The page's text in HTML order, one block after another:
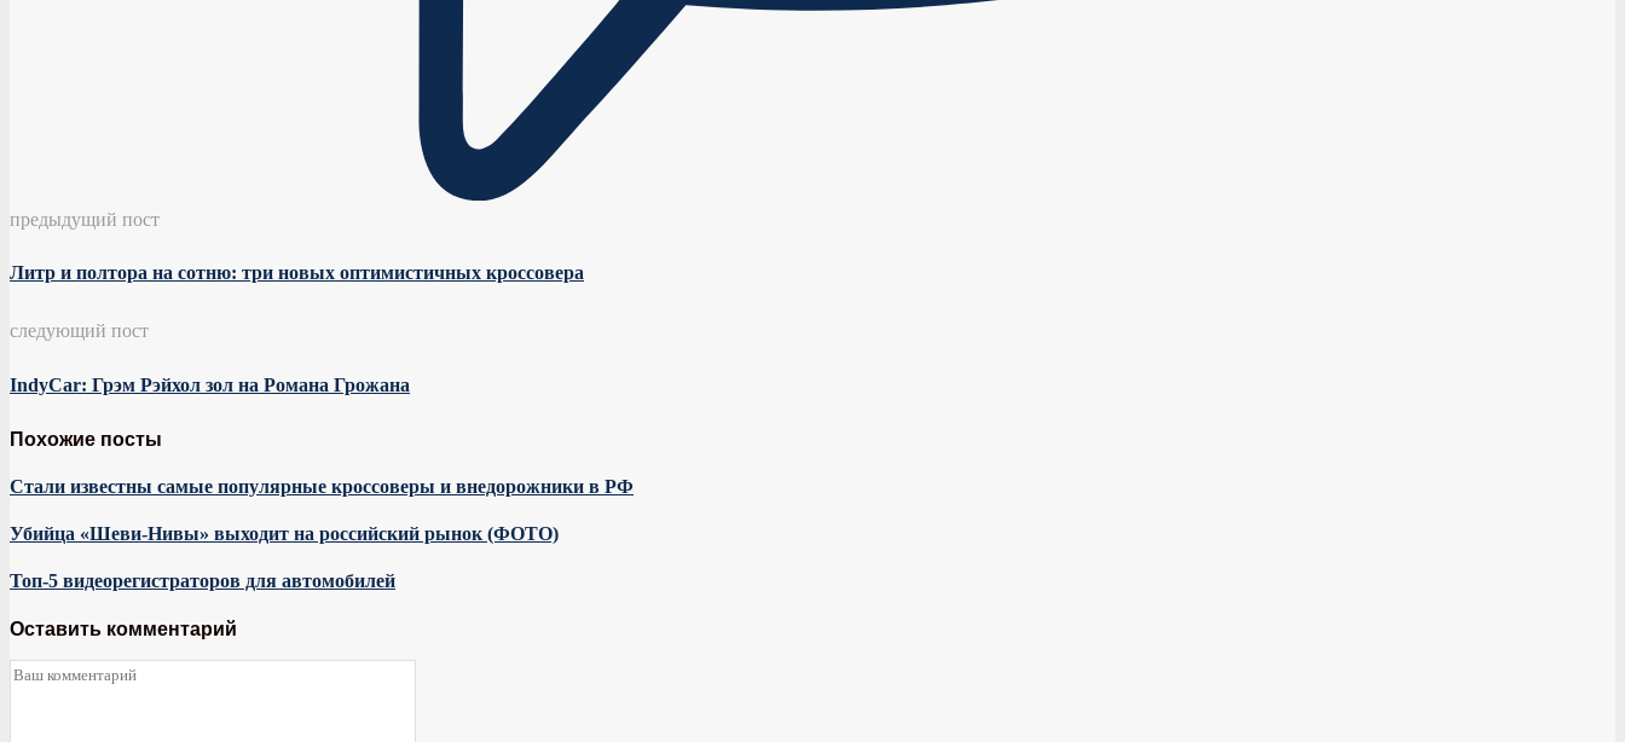
предыдущий пост
Литр и полтора на сотню: три новых оптимистичных кроссовера
следующий пост
IndyCar: Грэм Рэйхол зол на Романа Грожана
Похожие посты
Стали известны самые популярные кроссоверы и внедорожники в РФ
Убийца «Шеви-Нивы» выходит на российский рынок (ФОТО)
Топ-5 видеорегистраторов для автомобилей
Оставить комментарий